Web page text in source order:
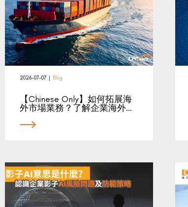
2026-07-07 | Blog
【Chinese Only】如何拓展海
外市場業務？了解企業海外…